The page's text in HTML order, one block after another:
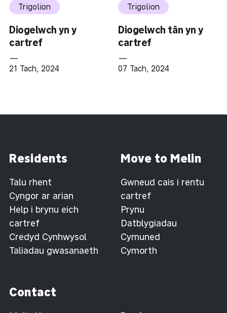
Trigolion
Diogelwch yn y
cartref
—
21 Tach, 2024
Trigolion
Diogelwch tân yn y
cartref
—
07 Tach, 2024
Residents
Talu rhent
Cyngor ar arian
Help i brynu eich
cartref
Credyd Cynhwysol
Taliadau gwasanaeth
Move to Melin
Gwneud cais i rentu
cartref
Prynu
Datblygiadau
Cymuned
Cymorth
Contact